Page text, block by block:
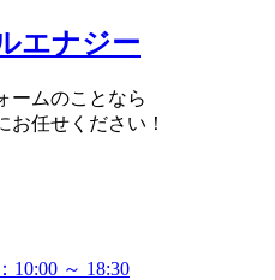
ームのことなら
お任せください！
10:00 ～ 18:30